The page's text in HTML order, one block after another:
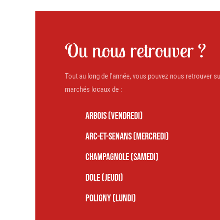
Ou nous retrouver ?
Tout au long de l'année, vous pouvez nous retrouver
marchés locaux de :
ARBOIS (VENDREDI)
ARC-ET-SENANS (MERCREDI)
CHAMPAGNOLE (SAMEDI)
DOLE (JEUDI)
POLIGNY (LUNDI)